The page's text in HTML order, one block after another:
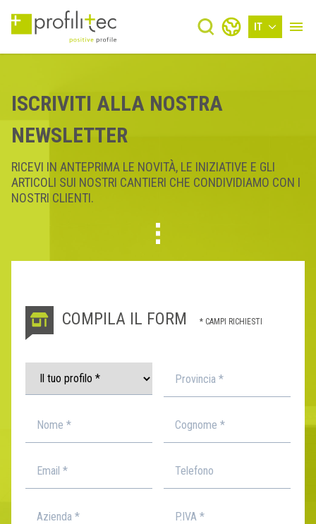
IT
ISCRIVITI ALLA NOSTRA
NEWSLETTER
RICEVI IN ANTEPRIMA LE NOVITÀ, LE INIZIATIVE E GLI
ARTICOLI SUI NOSTRI CANTIERI CHE CONDIVIDIAMO CON I
NOSTRI CLIENTI.
COMPILA IL FORM * CAMPI RICHIESTI